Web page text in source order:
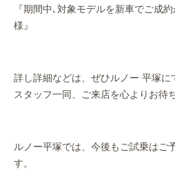
『期間中､対象モデルを新車でご成
様』
詳し詳細などは、ぜひルノー 平塚に
スタッフ一同、ご来店を心よりお待
ルノー平塚では、今後もご試乗はご
す。